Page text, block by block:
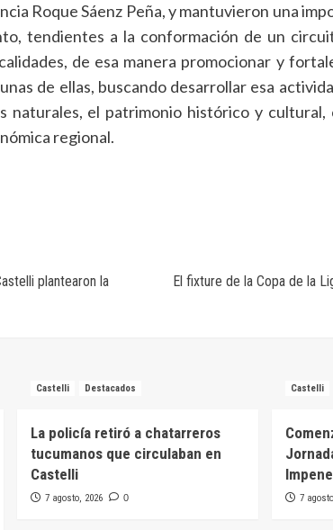
Roque Sáenz Peña, y mantuvieron una
tendientes a la conformación de un
de esa manera promocionar y
de ellas, buscando desarrollar esa
naturales, el patrimonio histórico y cultural,
regional.
plantearon la
El fixture de la Copa de la
Castelli Destacados
La policía retiró a chatarreros
tucumanos que circulaban en
Castelli
7 agosto, 2026 0
Castelli
7